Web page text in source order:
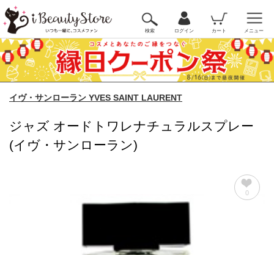
検索 ログイン カート メニュー
イヴ・サンローラン YVES SAINT LAURENT
ジャズ オードトワレナチュラルスプレー
(イヴ・サンローラン)
0